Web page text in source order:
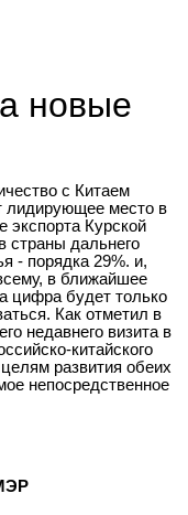
новые
с Китаем
лидирующее место в
экспорта Курской
страны дальнего
- порядка 29%. и,
в ближайшее
цифра будет только
Как отметил в
недавнего визита в
китайского
развития обеих
непосредственное